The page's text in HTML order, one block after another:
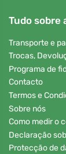
Tudo sobre
Transporte e
Trocas,
Programa de
Contacto
Termos e
Sobre nós
Como medir o
Declaração
Protecção de